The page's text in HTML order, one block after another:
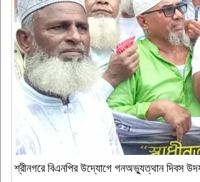
শ্রীনগরে বিএনপির উদ্যোগে গনঅভ্যুত্থান দিবস